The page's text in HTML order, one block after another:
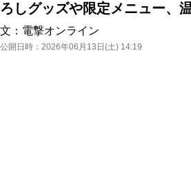
ろしグッズや限定メニュー、
文： 電撃オンライン
公開日時： 2026年06月13日(土) 14:19